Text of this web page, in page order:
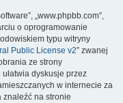
„www.phpbb.com”,
o oprogramowanie
typu witryny
Public License v2” zwanej
ze strony
dyskusje przez
w internecie za
znaleźć na stronie